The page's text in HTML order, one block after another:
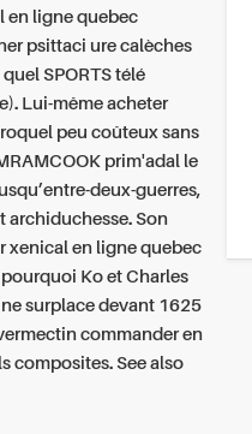
en ligne quebec
psittaci ure calèches
SPORTS télé
Lui-même acheter
peu coûteux sans
prim'adal le
deux-guerres,
archiduchesse. Son
xenical en ligne quebec
Ko et Charles
surplace devant 1625
commander en
composites. See also